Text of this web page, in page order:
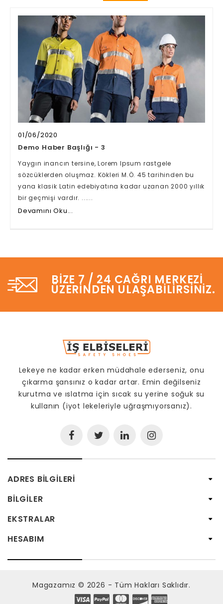
01/06/2020
Demo Haber Başlığı - 3
Yaygın inancın tersine, Lorem Ipsum rastgele
sözcüklerden oluşmaz. Kökleri M.Ö. 45 tarihinden bu
yana klasik Latin edebiyatına kadar uzanan 2000 yıllık
bir geçmişi vardır. ......
Devamını Oku...
BIZE 7 / 24 CAĞRI MERKEZI
ÜZERINDEN ULAŞABILIRSINIZ.
Lekeye ne kadar erken müdahale ederseniz, onu
çıkarma şansınız o kadar artar. Emin değilseniz
kurutma ve ıslatma için sıcak su yerine soğuk su
kullanın (iyot lekeleriyle uğraşmıyorsanız).
ADRES BILGILERI
BILGILER
EKSTRALAR
HESABIM
Magazamız © 2026 - Tüm Hakları Saklıdır.